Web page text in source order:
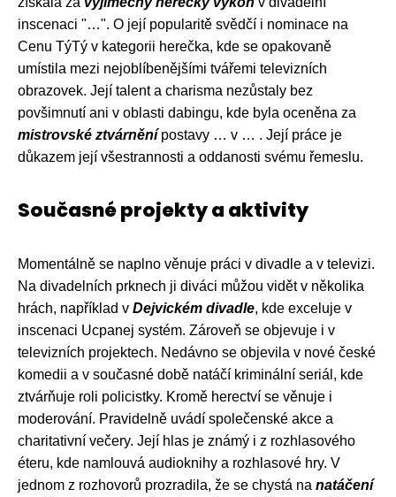
inscenaci "…". O její popularitě svědčí i nominace na
Cenu TýTý v kategorii herečka, kde se opakovaně
umístila mezi nejoblíbenějšími tvářemi televizních
obrazovek. Její talent a charisma nezůstaly bez
povšimnutí ani v oblasti dabingu, kde byla oceněna za
mistrovské ztvárněnípostavy … v … . Její práce je
důkazem její všestrannosti a oddanosti svému řemeslu.
Současné projekty a aktivity
Momentálně se naplno věnuje práci v divadle a v televizi.
Na divadelních prknech ji diváci můžou vidět v několika
hrách, například v Dejvickém divadle, kde exceluje v
inscenaci Ucpanej systém. Zároveň se objevuje i v
televizních projektech. Nedávno se objevila v nové české
komedii a v současné době natáčí kriminální seriál, kde
ztvárňuje roli policistky. Kromě herectví se věnuje i
moderování. Pravidelně uvádí společenské akce a
charitativní večery. Její hlas je známý i z rozhlasového
éteru, kde namlouvá audioknihy a rozhlasové hry. V
jednom z rozhovorů prozradila, že se chystá na natáčení